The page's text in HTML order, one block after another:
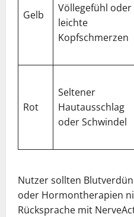
Gelb
Völlegefühl oder
leichte
Kopfschmerzen
Rot
Seltener
Hautausschlag
oder Schwindel
Nutzer sollten
oder Hormontherapien
Rücksprache mit